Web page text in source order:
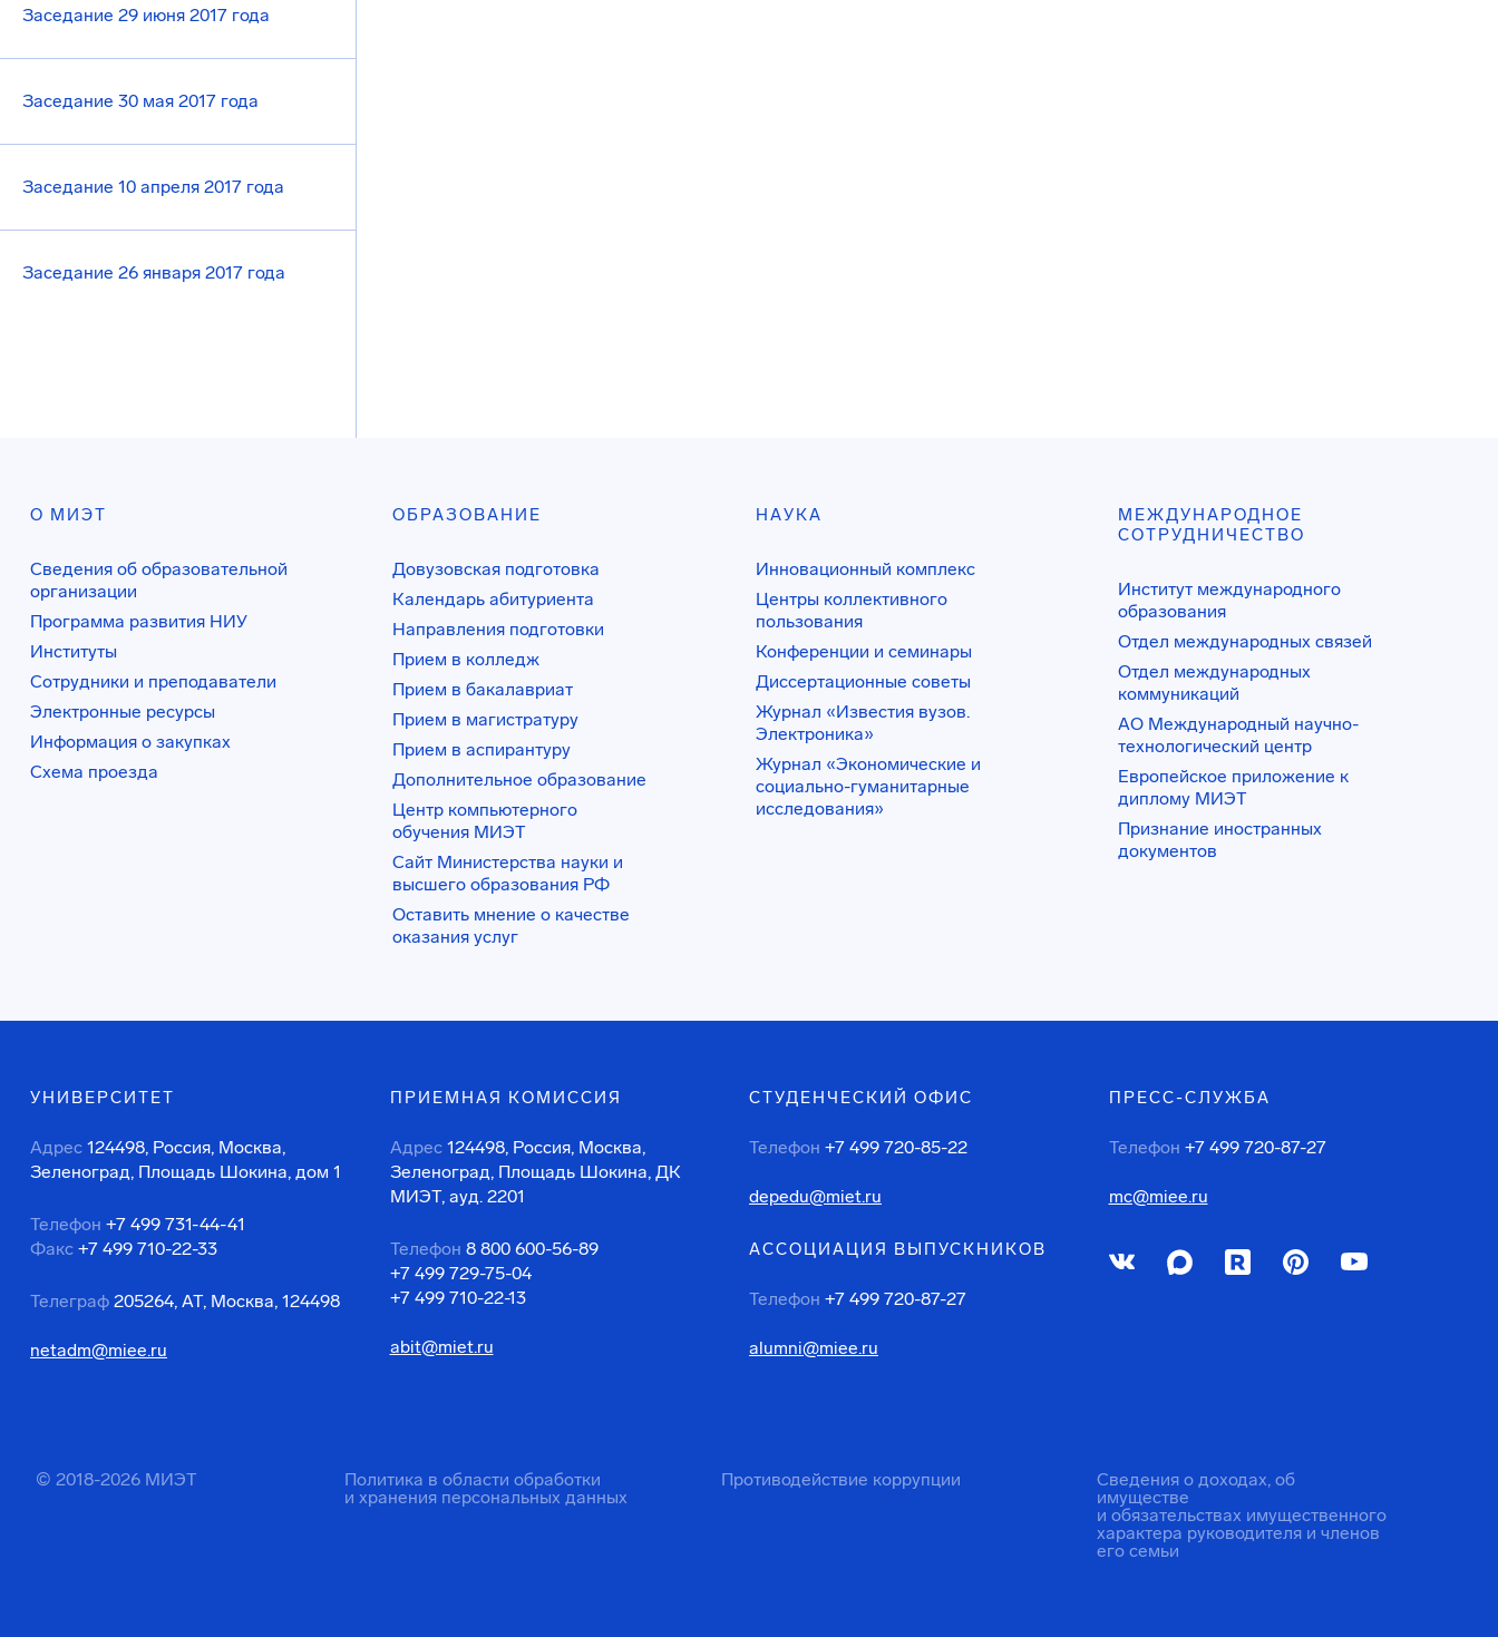
Заседание 29 июня 2017 года
Заседание 30 мая 2017 года
Заседание 10 апреля 2017 года
Заседание 26 января 2017 года
О МИЭТ
Сведения об образовательной
организации
Программа развития НИУ
Институты
Сотрудники и преподаватели
Электронные ресурсы
Информация о закупках
Схема проезда
ОБРАЗОВАНИЕ
Довузовская подготовка
Календарь абитуриента
Направления подготовки
Прием в колледж
Прием в бакалавриат
Прием в магистратуру
Прием в аспирантуру
Дополнительное образование
Центр компьютерного
обучения МИЭТ
Сайт Министерства науки и
высшего образования РФ
Оставить мнение о качестве
оказания услуг
НАУКА
Инновационный комплекс
Центры коллективного
пользования
Конференции и семинары
Диссертационные советы
Журнал «Известия вузов.
Электроника»
Журнал «Экономические и
социально-гуманитарные
исследования»
МЕЖДУНАРОДНОЕ
СОТРУДНИЧЕСТВО
Институт международного
образования
Отдел международных связей
Отдел международных
коммуникаций
АО Международный научно-
технологический центр
Европейское приложение к
диплому МИЭТ
Признание иностранных
документов
УНИВЕРСИТЕТ
Адрес 124498, Россия, Москва,
Зеленоград, Площадь Шокина, дом 1
Телефон +7 499 731-44-41
Факс +7 499 710-22-33
Телеграф 205264, АТ, Москва, 124498
netadm@miee.ru
ПРИЕМНАЯ КОМИССИЯ
Адрес 124498, Россия, Москва,
Зеленоград, Площадь Шокина, ДК
МИЭТ, ауд. 2201
Телефон 8 800 600-56-89
+7 499 729-75-04
+7 499 710-22-13
abit@miet.ru
СТУДЕНЧЕСКИЙ ОФИС
Телефон +7 499 720-85-22
depedu@miet.ru
АССОЦИАЦИЯ ВЫПУСКНИКОВ
Телефон +7 499 720-87-27
alumni@miee.ru
ПРЕСС-СЛУЖБА
Телефон +7 499 720-87-27
mc@miee.ru
© 2018-2026 МИЭТ
Политика в области обработки
и хранения персональных данных
Противодействие коррупции
Сведения о доходах, об
имуществе
и обязательствах имущественного
характера руководителя и членов
его семьи